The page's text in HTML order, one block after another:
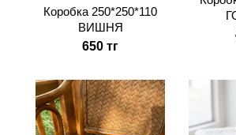
Коробка 250*250*110
ВИШНЯ
650 тг